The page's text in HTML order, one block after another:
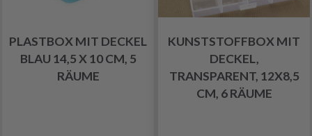
PLASTBOX MIT DECKEL
BLAU 14,5 X 10 CM, 5
RÄUME
KUNSTSTOFFBOX MIT
DECKEL,
TRANSPARENT, 12X8,5
CM, 6 RÄUME